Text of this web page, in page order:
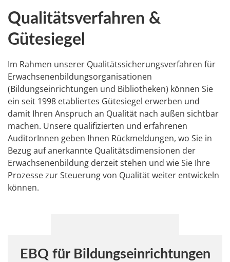
Qualitätsverfahren &
Gütesiegel
Im Rahmen unserer Qualitätssicherungsverfahren für
Erwachsenenbildungsorganisationen
(Bildungseinrichtungen und Bibliotheken) können Sie
ein seit 1998 etabliertes Gütesiegel erwerben und
damit Ihren Anspruch an Qualität nach außen sichtbar
machen. Unsere qualifizierten und erfahrenen
AuditorInnen geben Ihnen Rückmeldungen, wo Sie in
Bezug auf anerkannte Qualitätsdimensionen der
Erwachsenenbildung derzeit stehen und wie Sie Ihre
Prozesse zur Steuerung von Qualität weiter entwickeln
können.
EBQ für Bildungseinrichtungen